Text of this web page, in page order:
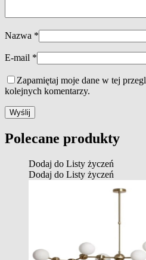
Nazwa *
E-mail *
Zapamiętaj moje dane w tej
kolejnych komentarzy.
Polecane produkty
Dodaj do Listy życzeń
Dodaj do Listy życzeń